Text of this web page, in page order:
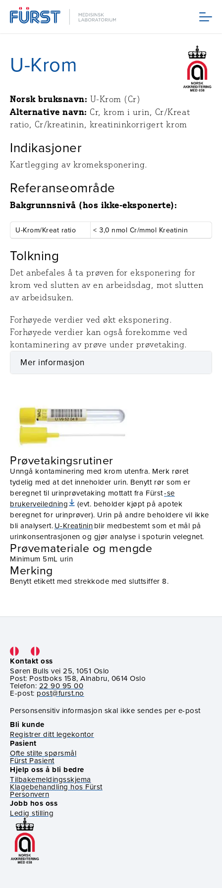
Meny
U-Krom
Norsk bruksnavn: U-Krom (Cr)
Alternative navn:Cr, krom i urin, Cr/Kreat
ratio, Cr/kreatinin, kreatininkorrigert krom
Indikasjoner
Kartlegging av kromeksponering.
Referanseområde
Bakgrunnsnivå (hos ikke-eksponerte):
U-Krom/Kreat ratio < 3,0 nmol Cr/mmol Kreatinin
Tolkning
Det anbefales å ta prøven for eksponering for
krom ved slutten av en arbeidsdag, mot slutten
av arbeidsuken.
Forhøyede verdier ved økt eksponering.
Forhøyede verdier kan også forekomme ved
kontaminering av prøve under prøvetaking.
Mer informasjon
Prøvetaking
Utstyr
Prøvetakingsrutiner
Unngå kontaminering med krom utenfra. Merk røret
tydelig med at det inneholder urin. Benytt rør som er
beregnet til urinprøvetaking mottatt fra Fürst-se
brukerveiledning
(evt. beholder kjøpt på apotek
beregnet for urinprøver). Urin på andre beholdere vil ikke
bli analysert.U-Kreatininblir medbestemt som et mål på
urinkonsentrasjonen og gjør analyse i spoturin velegnet.
Prøvemateriale og mengde
Minimum 5mL urin
Merking
Benytt etikett med strekkode med sluttsiffer 8.
Kontakt oss
Søren Bulls vei 25, 1051 Oslo
Post: Postboks 158, Alnabru, 0614 Oslo
Telefon: 22 90 95 00
E-post: post@furst.no
Personsensitiv informasjon skal ikke sendes per e-post
Bli kunde
Registrer ditt legekontor
Pasient
Ofte stilte spørsmål
Fürst Pasient
Hjelp oss å bli bedre
Tilbakemeldingsskjema
Klagebehandling hos Fürst
Personvern
Jobb hos oss
Ledig stilling